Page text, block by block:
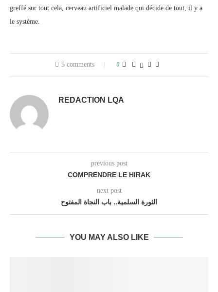
greffé sur tout cela, cerveau artificiel malade qui décide de tout, il y a
le système.
5 comments 0
REDACTION LQA
previous post
COMPRENDRE LE HIRAK
next post
الثورة السلمية.. باب النجاة المفتوح
YOU MAY ALSO LIKE